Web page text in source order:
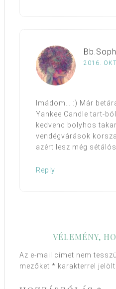
2016.
Imádom… :) Már
Yankee Candle tart-
kedvenc bolyhos
vendégvárások
azért lesz még
Reply
VÉLEMÉNY,
Az e-mail címet nem
mezőket * karakterrel